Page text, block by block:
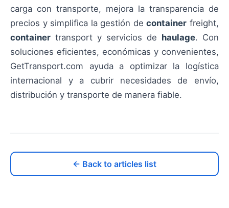
carga con transporte, mejora la transparencia de
precios y simplifica la gestión decontainer freight,
container transport y servicios de haulage. Con
soluciones eficientes, económicas y convenientes,
GetTransport.com ayuda a optimizar la logística
internacional y a cubrir necesidades de envío,
distribución y transporte de manera fiable.
← Back to articles list